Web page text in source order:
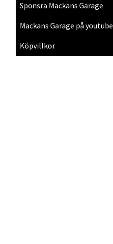
Sponsra Mackans Garage
Mackans Garage på youtube
Köpvillkor